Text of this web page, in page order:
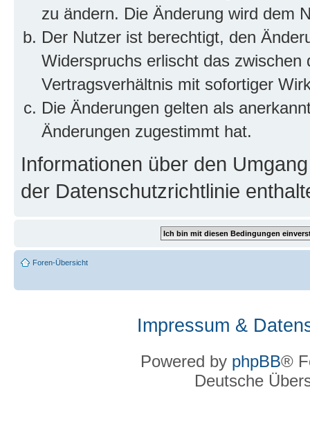
zu ändern. Die Änderung wird dem
Der Nutzer ist berechtigt, den
Widerspruchs erlischt das
Vertragsverhältnis mit sofortiger
Die Änderungen gelten als
Änderungen zugestimmt hat.
Informationen über den
der Datenschutzrichtlinie
Foren-Übersicht
Impressum &
Powered by phpBB®
Deutsche